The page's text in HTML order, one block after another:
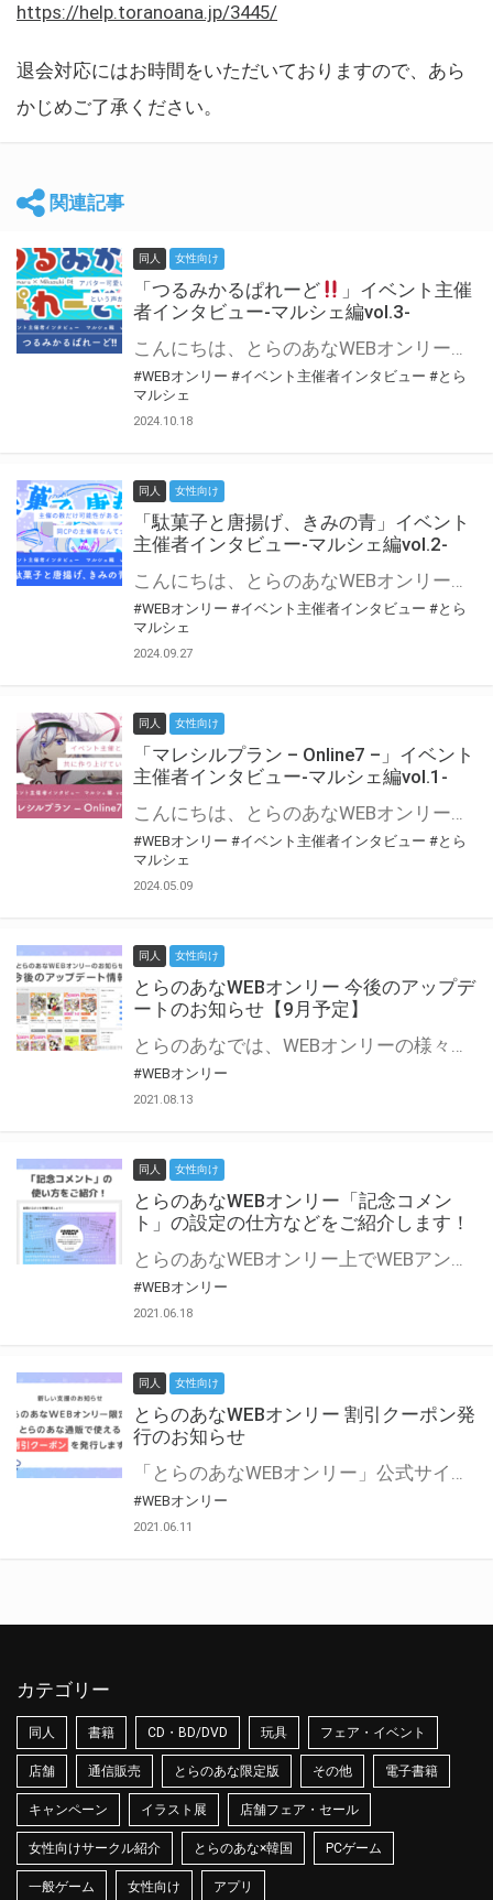
https://help.toranoana.jp/3445/
退会対応にはお時間をいただいておりますので、あら
かじめご了承ください。
関連記事
同人 女性向け
「つるみかるぱれーど
」イベント主催
者インタビュー-マルシェ編vol.3-
こんにちは、とらのあなWEBオンリー運営スタッフです。 新たにお届けする、イベント主催者インタビュー-マルシェ編-は、 とらのあなWEBオンリー「マルシェ」をご利用した主催様に 「マルシェ」を使って開催した感想や心がけをお聞きする企画です。 今回は、WEBオンリー初開催「つるみかるぱれーど
#WEBオンリー #イベント主催者インタビュー #とら
マルシェ
2024.10.18
同人 女性向け
「駄菓子と唐揚げ、きみの青」イベント
主催者インタビュー-マルシェ編vol.2-
こんにちは、とらのあなWEBオンリー運営スタッフです。 新たにお届けする、イベント主催者インタビュー-マルシェ編-は、 とらのあなWEBオンリー「マルシェ」をご利用の主催様に 「マルシェ」を使ってイベントを開催した感想や心がけをお聞きする企画です。 今回は、WEBオンリー初開催「駄菓子と唐揚げ、きみの青」より、 主催のぎこ六屋様にお話を伺いました。 協力：ぎこ六屋様／イベント公式Twitter（@krkgwks） とらのあなWEBオンリー「マルシェ」とは？ WEBオンリーでリアルタイムでコミュニケーションがとれるオンライン会場です。
#WEBオンリー #イベント主催者インタビュー #とら
マルシェ
2024.09.27
同人 女性向け
「マレシルプラン – Online7 –」イベント
主催者インタビュー-マルシェ編vol.1-
こんにちは、とらのあなWEBオンリー運営スタッフです。 新たにお届けする、イベント主催者インタビュー-マルシェ編-は、 とらのあなWEBオンリー「マルシェ」をご利用した主催様に 「マルシェ」を使って開催した感想や心がけをお聞きする企画です。 今回は、WEBオンリー開催7回目迎えた「マレシルプラン – Online7 –」より、 主催の玉川うた様にお話を伺いました。 ▼マレシルプランのインタビュー前回記事 「イベント主催者インタビュー vol.6」はこちら 協力：玉川うた様（マレシルプラン実行委員会 代表）／イベント公式Twitter（@mallesil_plan） とらのあなWEBオンリー「マルシェ」とは？ WEBオンリーでリアルタイムでコミュニケーションがとれるオンライン会場です。
#WEBオンリー #イベント主催者インタビュー #とら
マルシェ
2024.05.09
同人 女性向け
とらのあなWEBオンリー 今後のアップデ
ートのお知らせ【9月予定】
とらのあなでは、WEBオンリーの様々な支援を実施しています。 今回は2021年9月に実装を予定しているアップデート情報についてご紹介いたします。 とらのあなWEBオンリーサイトはこちら
#WEBオンリー
2021.08.13
同人 女性向け
とらのあなWEBオンリー「記念コメン
ト」の設定の仕方などをご紹介します！
とらのあなWEBオンリー上でWEBアンソロジーが作成できる「記念コメント」について、その使い方や作成手順を解説します！ 支援タイプを「サークル参加型」「サークル参加型・マルシェ(イベント会場)機能付き」でお申し込みいただいている主催者様はぜひご活用ください♪ とらのあなWEBオンリーサイトはこちら
#WEBオンリー
2021.06.18
同人 女性向け
とらのあなWEBオンリー 割引クーポン発
行のお知らせ
「とらのあなWEBオンリー」公式サイトでとらのあな通販の「割引クーポン」を配布中！ イベントごとに開催当日限定で使える割引クーポンのシリアルコードを発行します。 とらのあなWEBオンリーのページをチェックして、イベント当日にお得にお買い物を楽しみましょう♪ ※本キャンペーンは予告なく終了する場合がございます。 とらのあなWEBオンリーサイトはこちら
#WEBオンリー
2021.06.11
カテゴリー
同人 書籍 CD・BD/DVD 玩具 フェア・イベント
店舗 通信販売 とらのあな限定版 その他 電子書籍
キャンペーン イラスト展 店舗フェア・セール
女性向けサークル紹介 とらのあな×韓国 PCゲーム
一般ゲーム 女性向け アプリ